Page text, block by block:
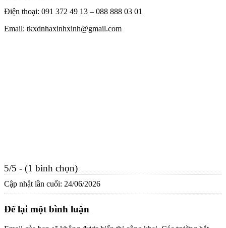
Điện thoại: 091 372 49 13 – 088 888 03 01
Email: tkxdnhaxinhxinh@gmail.com
5/5 - (1 bình chọn)
Cập nhật lần cuối: 24/06/2026
Để lại một bình luận